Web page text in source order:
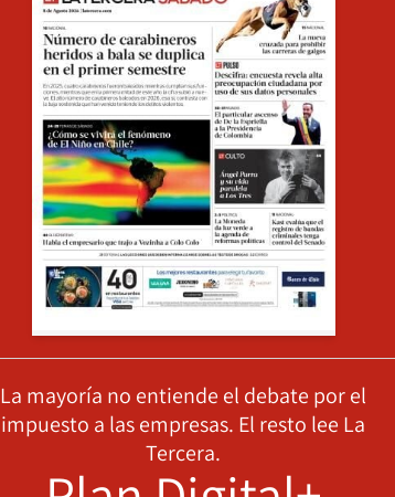
La mayoría no entiende el debate por el
impuesto a las empresas. El resto lee La
Tercera.